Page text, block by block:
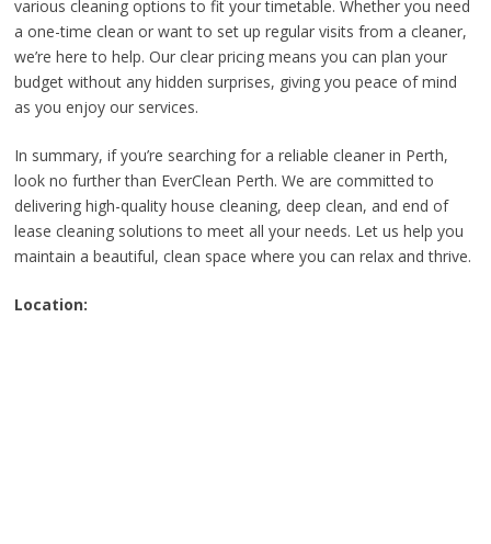
various cleaning options to fit your timetable. Whether you need
a one-time clean or want to set up regular visits from a cleaner,
we’re here to help. Our clear pricing means you can plan your
budget without any hidden surprises, giving you peace of mind
as you enjoy our services.
In summary, if you’re searching for a reliable cleaner in Perth,
look no further than EverClean Perth. We are committed to
delivering high-quality house cleaning, deep clean, and end of
lease cleaning solutions to meet all your needs. Let us help you
maintain a beautiful, clean space where you can relax and thrive.
Location: